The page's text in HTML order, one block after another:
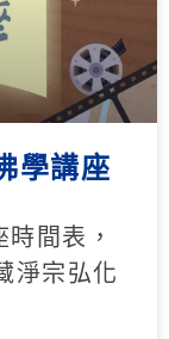
學講座
間表，
淨宗弘化